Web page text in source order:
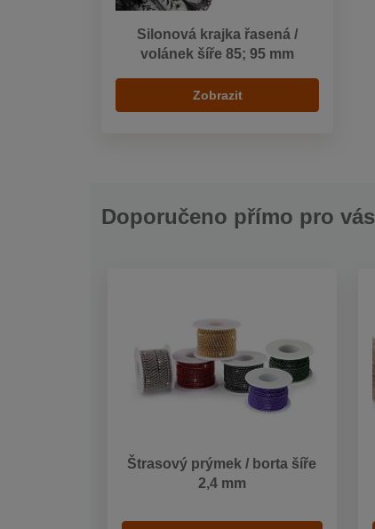
Silonová krajka řasená /
volánek šíře 85; 95 mm
Zobrazit
Doporučeno přímo pro vás
Štrasový prýmek / borta šíře
2,4 mm